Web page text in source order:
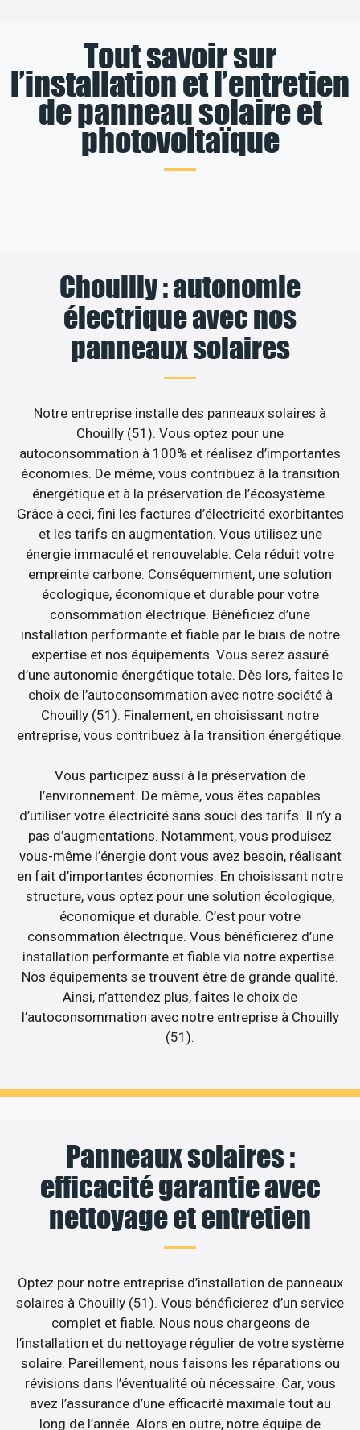
Tout savoir sur
l’installation et l’entretien
de panneau solaire et
photovoltaïque
Chouilly : autonomie
électrique avec nos
panneaux solaires
Notre entreprise installe des panneaux solaires à
Chouilly (51). Vous optez pour une
autoconsommation à 100% et réalisez d’importantes
économies. De même, vous contribuez à la transition
énergétique et à la préservation de l’écosystème.
Grâce à ceci, fini les factures d’électricité exorbitantes
et les tarifs en augmentation. Vous utilisez une
énergie immaculé et renouvelable. Cela réduit votre
empreinte carbone. Conséquemment, une solution
écologique, économique et durable pour votre
consommation électrique. Bénéficiez d’une
installation performante et fiable par le biais de notre
expertise et nos équipements. Vous serez assuré
d’une autonomie énergétique totale. Dès lors, faites le
choix de l’autoconsommation avec notre société à
Chouilly (51). Finalement, en choisissant notre
entreprise, vous contribuez à la transition énergétique.
Vous participez aussi à la préservation de
l’environnement. De même, vous êtes capables
d’utiliser votre électricité sans souci des tarifs. Il n’y a
pas d’augmentations. Notamment, vous produisez
vous-même l’énergie dont vous avez besoin, réalisant
en fait d’importantes économies. En choisissant notre
structure, vous optez pour une solution écologique,
économique et durable. C’est pour votre
consommation électrique. Vous bénéficierez d’une
installation performante et fiable via notre expertise.
Nos équipements se trouvent être de grande qualité.
Ainsi, n’attendez plus, faites le choix de
l’autoconsommation avec notre entreprise à Chouilly
(51).
Panneaux solaires :
efficacité garantie avec
nettoyage et entretien
Optez pour notre entreprise d’installation de panneaux
solaires à Chouilly (51). Vous bénéficierez d’un service
complet et fiable. Nous nous chargeons de
l’installation et du nettoyage régulier de votre système
solaire. Pareillement, nous faisons les réparations ou
révisions dans l’éventualité où nécessaire. Car, vous
avez l’assurance d’une efficacité maximale tout au
long de l’année. Alors en outre, notre équipe de